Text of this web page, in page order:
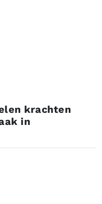
krachten
in